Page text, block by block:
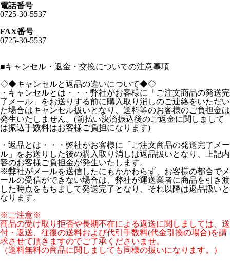
電話番号
0725-30-5537
FAX番号
0725-30-5537
■キャンセル・返金・交換についての注意事項
◇◆キャンセルと返品の違いについて◆◇
・キャンセルとは・・・弊社がお客様に「ご注文商品の発送完
了メール」をお送りする前に購入取り消しのご連絡をいただい
た場合はキャンセル扱いとなり、送料等のお客様のご負担金は
発生いたしません。(前払い決済振込後のご返金に関しまして
は振込手数料はお客様ご負担になります)
・返品とは・・・弊社がお客様に「ご注文商品の発送完了メー
ル」をお送りした後の購入取り消しは返品扱いとなり、上記内
容のお客様ご負担金が発生いたします。
※弊社がメールを送信したにもかかわらず、お客様の都合でメ
ールの受信ができない場合は、弊社が運送業者に商品を引き渡
した時点をもちまして発送完了となり、それ以降は返品扱いと
なります。
※ご注意※
商品の受け取り拒否や長期不在による返送に関しましては、送
付・返送、往復の送料および代引手数料(代金引換の場合)を請
求させて頂きますのでご了承くださいませ。
（送料無料の商品に関しましても同様の扱いになります。）